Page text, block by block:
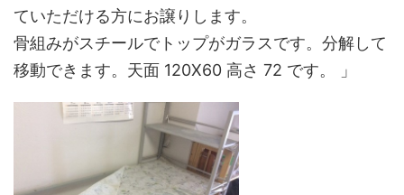
ていただける方にお譲りします。
骨組みがスチールでトップがガラスです。分解して
移動できます。天面 120X60 高さ 72 です。 」